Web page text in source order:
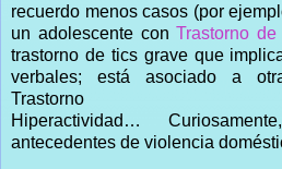
recuerdo menos casos (por
un adolescente conTrastorno
trastorno de tics grave que
verbales; está asociado a
Trastorno
Hiperactividad…
antecedentes de violencia